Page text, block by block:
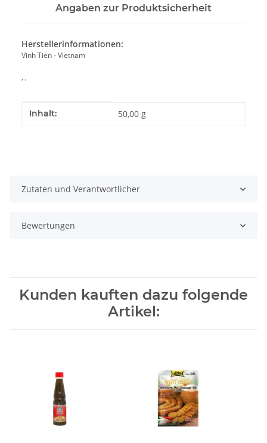
Angaben zur Produktsicherheit
Herstellerinformationen:
Vinh Tien - Vietnam
, ,
Produkteigenschaft
Wert
Inhalt: 50,00 g
Zutaten und Verantwortlicher
Bewertungen
Kunden kauften dazu folgende
Artikel: